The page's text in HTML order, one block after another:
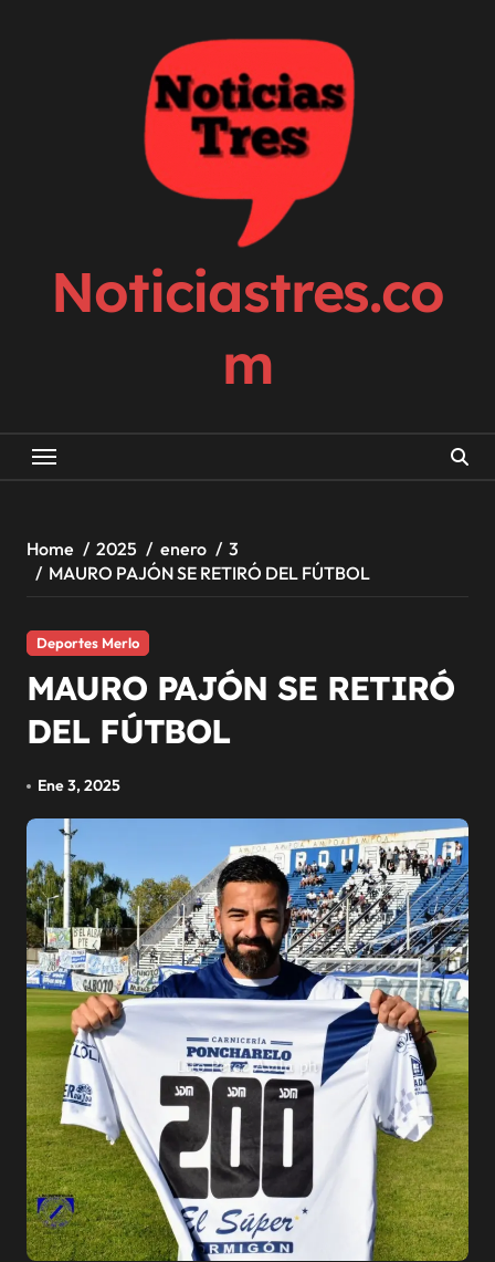
Noticiastres.co
m
Home 2025 enero
3
MAURO PAJÓN SE RETIRÓ DEL FÚTBOL
Deportes Merlo
MAURO PAJÓN SE RETIRÓ
DEL FÚTBOL
Ene 3, 2025